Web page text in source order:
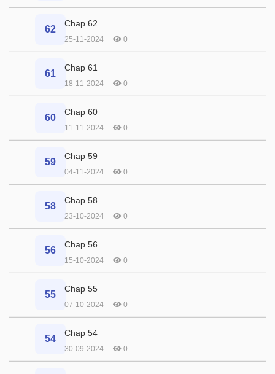
62
Chap 62
25-11-2024 0
61
Chap 61
18-11-2024 0
60
Chap 60
11-11-2024 0
59
Chap 59
04-11-2024 0
58
Chap 58
23-10-2024 0
56
Chap 56
15-10-2024 0
55
Chap 55
07-10-2024 0
54
Chap 54
30-09-2024 0